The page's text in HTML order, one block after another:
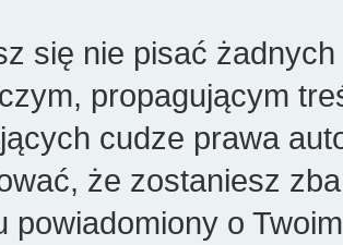
się nie pisać
propagującym
cudze prawa
że zostaniesz
powiadomiony o